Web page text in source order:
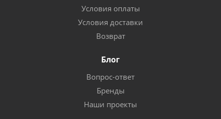
Условия оплаты
Условия доставки
Возврат
Блог
Вопрос-ответ
Бренды
Наши проекты